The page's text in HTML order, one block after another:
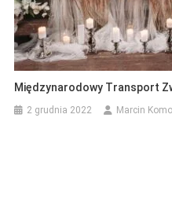
Międzynarodowy Transport
2 grudnia 2022 Marcin